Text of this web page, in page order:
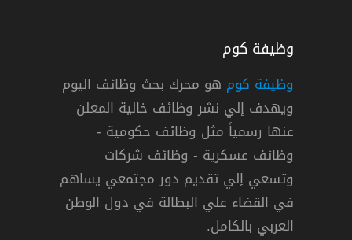
في خدمات المطار بالرياض وجدة
دوام كامل
وظيفة كوم
وظيفة كوم هو محرك بحث وظائف اليوم
ويهدف إلي نشر وظائف خالية المعلن
عنها رسمياً مثل وظائف حكومية -
وظائف عسكرية - وظائف شركات
وتسعي إلي تقديم دور مجتمعي يساهم
في القضاء علي البطالة في دول الوطن
العربي بالكامل.